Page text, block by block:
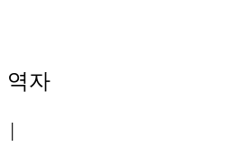
역자